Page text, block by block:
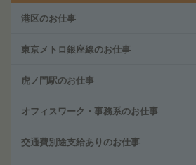
港区のお仕事
東京メトロ銀座線のお仕事
虎ノ門駅のお仕事
オフィスワーク・事務系のお仕事
交通費別途支給ありのお仕事